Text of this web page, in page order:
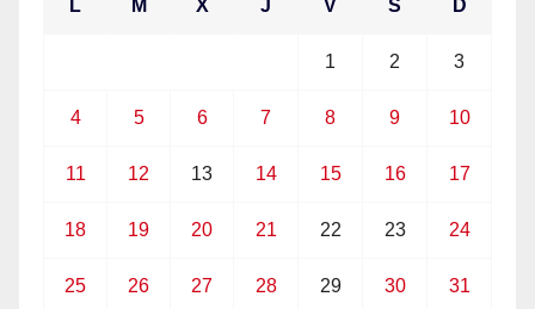
L M X J V S D
1 2 3
4 5 6 7 8 9 10
11 12 13 14 15 16 17
18 19 20 21 22 23 24
25 26 27 28 29 30 31